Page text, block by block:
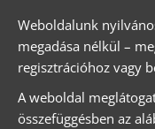
Weboldalunk
megadása nélkül –
regisztrációhoz vagy
A weboldal
összefüggésben az